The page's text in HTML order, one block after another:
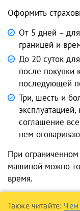
Оформить
От 5 дней –
границей и
До 20 суток
после покупки
последующей
Три, шесть и
соглашение
нем
При ограниченном
машиной можно
время.
Также читайте: Чем